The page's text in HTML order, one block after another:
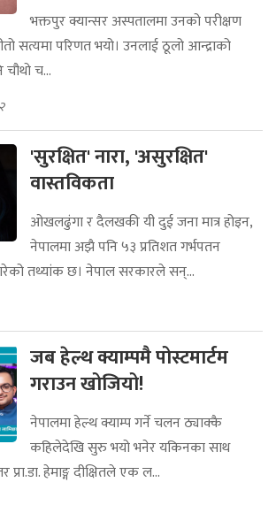
भक्तपुर क्यान्सर अस्पतालमा उनको परीक्षण
सत्यमा परिणत भयो। उनलाई ठूलो आन्द्राको
चौथो च...
'सुरक्षित' नारा, 'असुरक्षित'
वास्तविकता
ओखलढुंगा र दैलखकी यी दुई जना मात्र होइन,
नेपालमा अझै पनि ५३ प्रतिशत गर्भपतन
तथ्यांक छ। नेपाल सरकारले सन्...
जब हेल्थ क्याम्पमै पोस्टमार्टम
गराउन खोजियो!
नेपालमा हेल्थ क्याम्प गर्ने चलन ठ्याक्कै
कहिलेदेखि सुरु भयो भनेर यकिनका साथ
प्रा.डा. हेमाङ्ग दीक्षितले एक ल...